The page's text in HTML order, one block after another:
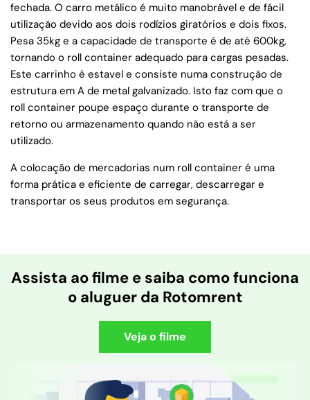
fechada. O carro metálico é muito manobrável e de fácil
utilização devido aos dois rodízios giratórios e dois fixos.
Pesa 35kg e a capacidade de transporte é de até 600kg,
tornando o roll container adequado para cargas pesadas.
Este carrinho é estavel e consiste numa construção de
estrutura em A de metal galvanizado. Isto faz com que o
roll container poupe espaço durante o transporte de
retorno ou armazenamento quando não está a ser
utilizado.
A colocação de mercadorias num roll container é uma
forma prática e eficiente de carregar, descarregar e
transportar os seus produtos em segurança.
Assista ao filme e saiba como funciona
o aluguer da Rotomrent
Veja o filme